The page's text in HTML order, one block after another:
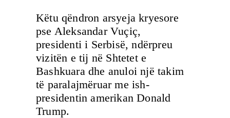
Këtu qëndron arsyeja kryesore
pse Aleksandar Vuçiç,
presidenti i Serbisë, ndërpreu
vizitën e tij në Shtetet e
Bashkuara dhe anuloi një takim
të paralajmëruar me ish-
presidentin amerikan Donald
Trump.